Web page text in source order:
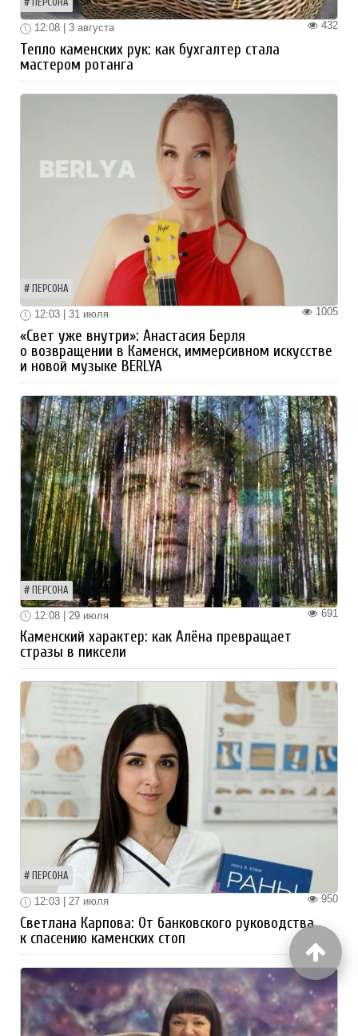
ПЕРСОНА
432
12:08 | 3 августа
Тепло каменских рук: как бухгалтер стала
мастером ротанга
ПЕРСОНА
1005
12:03 | 31 июля
«Свет уже внутри»: Анастасия Берля
о возвращении в Каменск, иммерсивном искусстве
и новой музыке BERLYA
ПЕРСОНА
691
12:08 | 29 июля
Каменский характер: как Алёна превращает
стразы в пиксели
ПЕРСОНА
950
12:03 | 27 июля
Светлана Карпова: От банковского руководства
к спасению каменских стоп